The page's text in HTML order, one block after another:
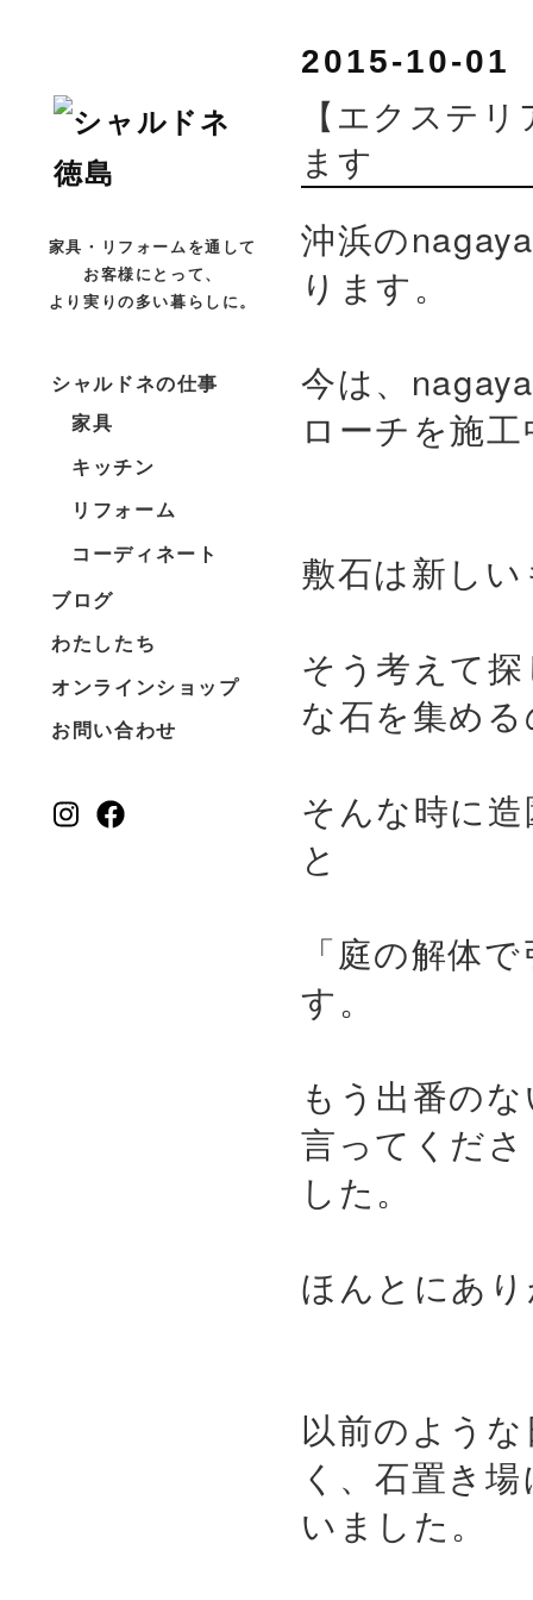
家具・リフォームを通して
お客様にとって、
より実りの多い暮らしに。
シャルドネの仕事
家具
キッチン
リフォーム
コーディネート
ブログ
わたしたち
オンラインショップ
お問い合わせ
2015-10-01
【エクステ
ます
沖浜の
ります。
今は、
ローチを施
敷石は新し
そう考えて
な石を集め
そんな時に
と
「庭の解体
す。
もう出番の
言ってくだ
した。
ほんとにあ
以前のよう
く、石置き
いました。